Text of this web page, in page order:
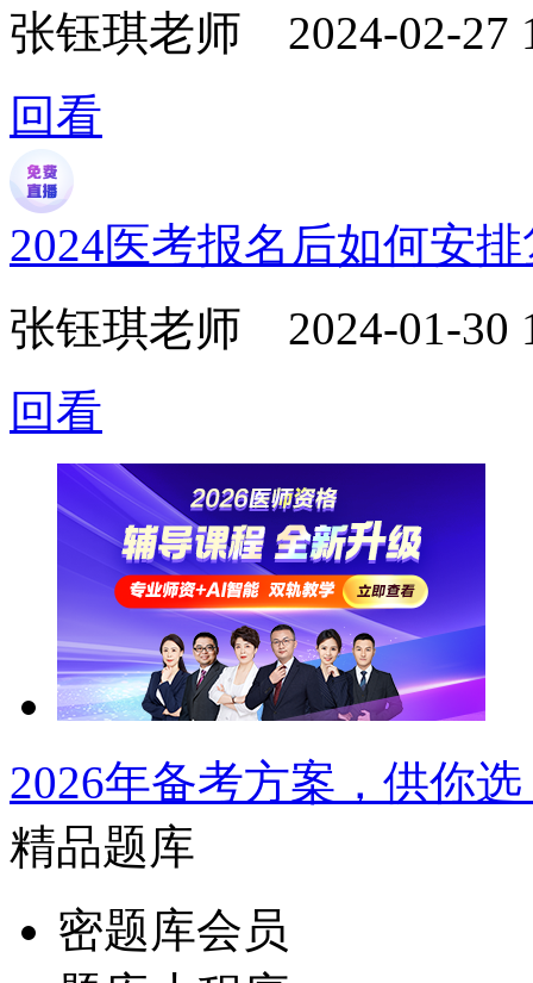
张钰琪老师 2024-02-27
回看
2024医考报名后如何安
张钰琪老师 2024-01-30
回看
2026年备考方案，供你
精品题库
密题库会员